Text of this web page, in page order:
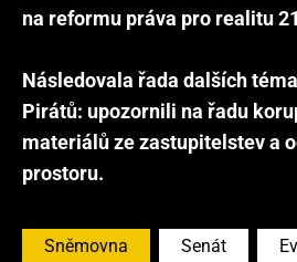
na reformu práva pro realitu
Následovala řada dalších
Pirátů: upozornili na řadu
materiálů ze zastupitelstev a
Sněmovna Senát